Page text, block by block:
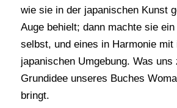
wie sie in der japanischen Kunst
Auge behielt; dann machte sie
selbst, und eines in Harmonie mit
japanischen Umgebung. Was
Grundidee unseres Buches
bringt.